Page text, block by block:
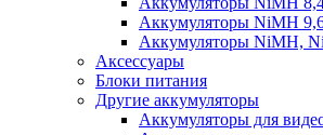
Аккумуляторы NiMH
Аккумуляторы NiMH,
Аксессуары
Блоки питания
Другие аккумуляторы
Аккумуляторы для